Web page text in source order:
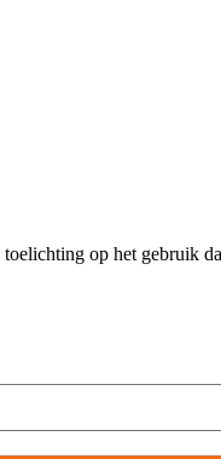
op het gebruik